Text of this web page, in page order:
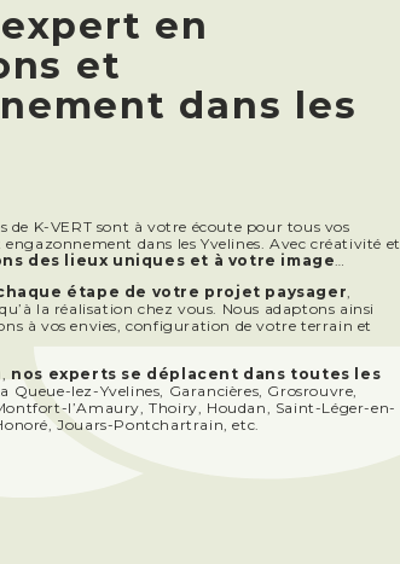
expert en
et
dans les
de K-VERT sont à votre écoute pour tous vos
dans les Yvelines. Avec créativité et
des lieux uniques et à votre image
étape de votre projet paysager
la réalisation chez vous. Nous adaptons ainsi
à vos envies, configuration de votre terrain et
nos experts se déplacent dans toutes les
Queue-lez-Yvelines, Garancières, Grosrouvre,
l’Amaury, Thoiry, Houdan, Saint-Léger-en-
Jouars-Pontchartrain, etc.